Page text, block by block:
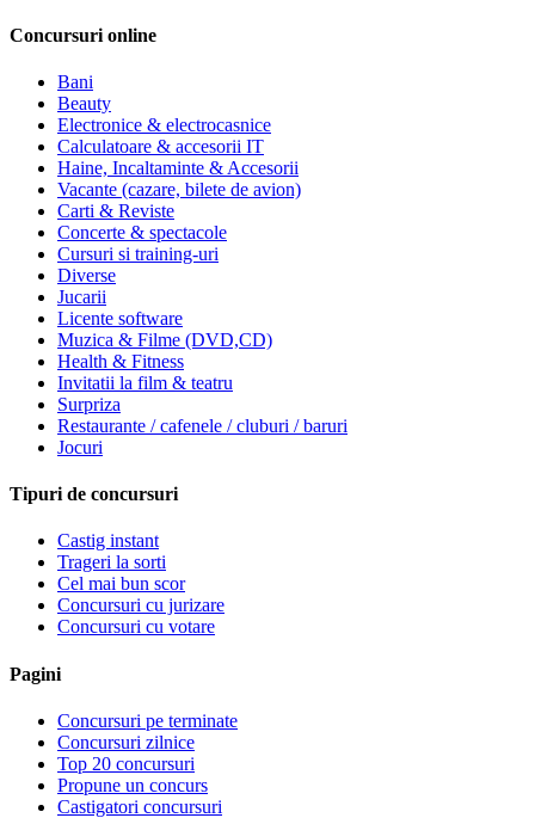
Concursuri online
Bani
Beauty
Electronice & electrocasnice
Calculatoare & accesorii IT
Haine, Incaltaminte & Accesorii
Vacante (cazare, bilete de avion)
Carti & Reviste
Concerte & spectacole
Cursuri si training-uri
Diverse
Jucarii
Licente software
Muzica & Filme (DVD,CD)
Health & Fitness
Invitatii la film & teatru
Surpriza
Restaurante / cafenele / cluburi / baruri
Jocuri
Tipuri de concursuri
Castig instant
Trageri la sorti
Cel mai bun scor
Concursuri cu jurizare
Concursuri cu votare
Pagini
Concursuri pe terminate
Concursuri zilnice
Top 20 concursuri
Propune un concurs
Castigatori concursuri